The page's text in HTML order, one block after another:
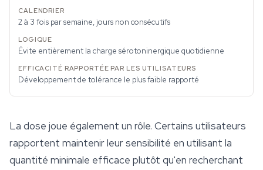
2 à 3 fois par semaine, jours non consécutifs
Évite entièrement la charge sérotoninergique quotidienne
Développement de tolérance le plus faible rapporté
La dose joue également un rôle. Certains utilisateurs
rapportent maintenir leur sensibilité en utilisant la
quantité minimale efficace plutôt qu'en recherchant